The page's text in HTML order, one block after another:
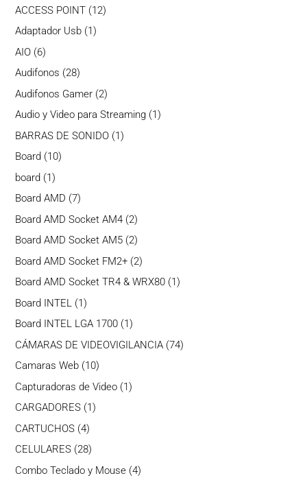
ACCESS POINT 1212
Adaptador Usb 1 1
AIO 66
productos
Audifonos 2828
productos
Audifonos Gamer 22
productos
Audio y Video para Streaming 1 1
BARRAS DE SONIDO 11
Board 1010
board 11
producto
Board AMD 77
productos
Board AMD Socket AM4 22
productos
Board AMD Socket AM5 22
productos
Board AMD Socket FM2+ 22
productos
Board AMD Socket TR4 & WRX80 1 1
Board INTEL 11
producto
Board INTEL LGA 1700 1 1
producto
CÁMARAS DE VIDEOVIGILANCIA 7474
Camaras Web 1010
productos
Capturadoras de Video 11
CARGADORES 1 1
CARTUCHOS 44
productos
CELULARES 2828
productos
Combo Teclado y Mouse 44